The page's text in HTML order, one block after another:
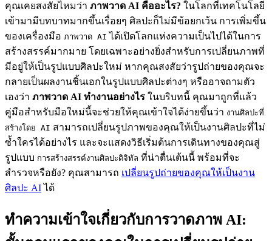
คุณเคยสงสัยไหมว่า ภาพวาด AI คืออะไร? ในโลกที่เทคโนโลยี
เข้ามามีบทบาทมากขึ้นเรื่อยๆ ศิลปะก็ไม่มีข้อยกเว้น การเพิ่มขึ้น
ของเครื่องมือ ภาพวาด AI ได้เปิดโลกแห่งความเป็นไปได้ในการ
สร้างสรรค์มากมาย โดยเฉพาะอย่างยิ่งสำหรับการเปลี่ยนภาพที่
มีอยู่ให้เป็นรูปแบบศิลปะใหม่ หากคุณสงสัยว่ารูปถ่ายของคุณจะ
กลายเป็นผลงานชิ้นเอกในรูปแบบศิลปะต่างๆ หรืออาจถามตัว
เองว่า ภาพวาด AI ทำงานอย่างไร ในบริบทนี้ คุณมาถูกที่แล้ว
คู่มือสำหรับมือใหม่นี้จะช่วยให้คุณเข้าใจได้ง่ายขึ้นว่า งานศิลปะที่
สร้างโดย AI สามารถเปลี่ยนรูปภาพของคุณให้เป็นงานศิลปะที่ไม่
ซ้ำใครได้อย่างไร และจะแสดงวิธีเริ่มต้นการเดินทางของคุณสู่
รูปแบบ การสร้างสรรค์งานศิลปะดิจิทัล ที่น่าตื่นเต้นนี้ พร้อมที่จะ
สำรวจหรือยัง? คุณสามารถ เปลี่ยนรูปถ่ายของคุณให้เป็นงาน
ศิลปะ AIได้
ทำความเข้าใจเกี่ยวกับการวาดภาพ AI: